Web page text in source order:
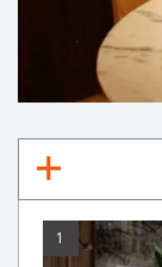
1